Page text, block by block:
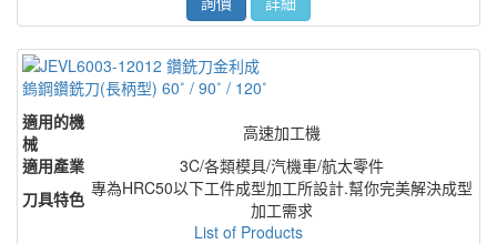
鎢鋼鑽銑刀(長柄型) 60˚ / 90˚ / 120˚
適用的機
械
高速加工機
適用產業
3C/各類模具/汽機車/航太零件
刀具特色 專為HRC50以下工件成型加工所設計.幫你完美解決成型
加工需求
List of Products